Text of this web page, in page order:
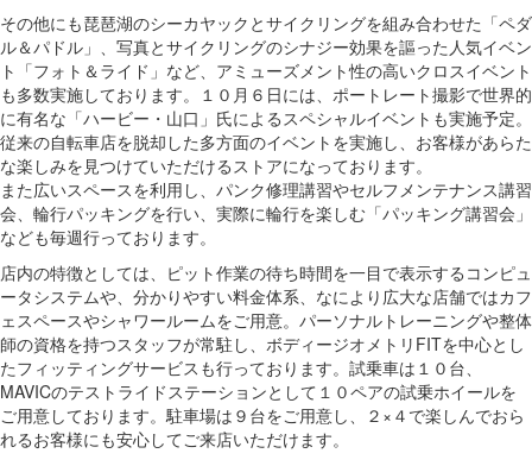
その他にも琵琶湖のシーカヤックとサイクリングを組み合わせた「ペダ
ル＆パドル」、写真とサイクリングのシナジー効果を謳った人気イベン
ト「フォト＆ライド」など、アミューズメント性の高いクロスイベント
も多数実施しております。１０月６日には、ポートレート撮影で世界的
に有名な「ハービー・山口」氏によるスペシャルイベントも実施予定。
従来の自転車店を脱却した多方面のイベントを実施し、お客様があらた
な楽しみを見つけていただけるストアになっております。
また広いスペースを利用し、パンク修理講習やセルフメンテナンス講習
会、輪行パッキングを行い、実際に輪行を楽しむ「パッキング講習会」
なども毎週行っております。
店内の特徴としては、ピット作業の待ち時間を一目で表示するコンピュ
ータシステムや、分かりやすい料金体系、なにより広大な店舗ではカフ
ェスペースやシャワールームをご用意。パーソナルトレーニングや整体
師の資格を持つスタッフが常駐し、ボディージオメトリFITを中心とし
たフィッティングサービスも行っております。試乗車は１０台、
MAVICのテストライドステーションとして１０ペアの試乗ホイールを
ご用意しております。駐車場は９台をご用意し、２×４で楽しんでおら
れるお客様にも安心してご来店いただけます。